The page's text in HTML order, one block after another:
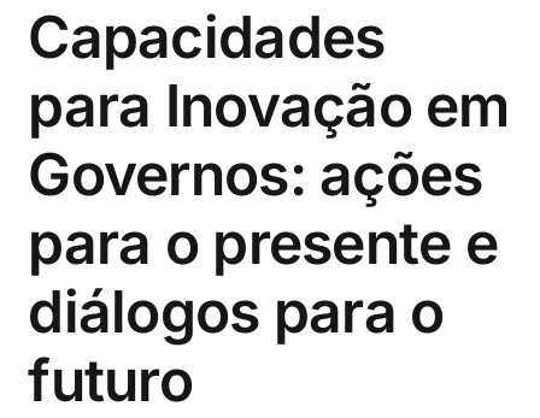
Capacidades
para Inovação em
Governos: ações
para o presente e
diálogos para o
futuro